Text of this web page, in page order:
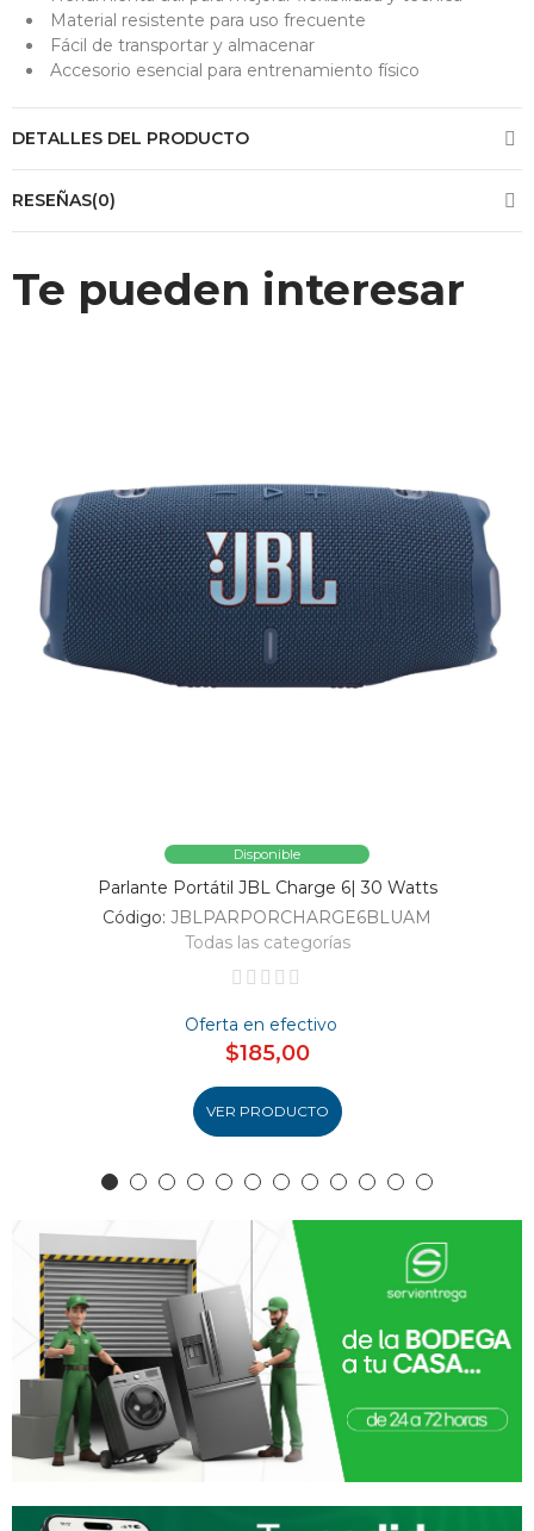
Material resistente para uso frecuente
Fácil de transportar y almacenar
Accesorio esencial para entrenamiento físico
DETALLES DEL PRODUCTO
RESEÑAS(0)
Te pueden interesar
Disponible
Parlante Portátil JBL Charge 6| 30 Watts
Código: JBLPARPORCHARGE6BLUAM
Todas las categorías
Oferta en efectivo
$185,00
VER PRODUCTO